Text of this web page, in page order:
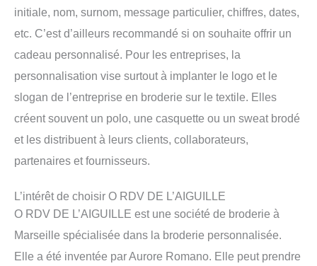
initiale, nom, surnom, message particulier, chiffres, dates,
etc. C’est d’ailleurs recommandé si on souhaite offrir un
cadeau personnalisé. Pour les entreprises, la
personnalisation vise surtout à implanter le logo et le
slogan de l’entreprise en broderie sur le textile. Elles
créent souvent un polo, une casquette ou un sweat brodé
et les distribuent à leurs clients, collaborateurs,
partenaires et fournisseurs.
L’intérêt de choisir O RDV DE L’AIGUILLE
O RDV DE L’AIGUILLE est une société de broderie à
Marseille spécialisée dans la broderie personnalisée.
Elle a été inventée par Aurore Romano. Elle peut prendre